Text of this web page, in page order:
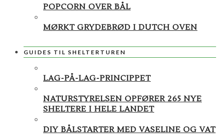
POPCORN OVER BÅL
MØRKT GRYDEBRØD I DUTCH OVEN
GUIDES TIL SHELTERTUREN
LAG-PÅ-LAG-PRINCIPPET
NATURSTYRELSEN OPFØRER 265 NYE
SHELTERE I HELE LANDET
DIY BÅLSTARTER MED VASELINE OG VAT